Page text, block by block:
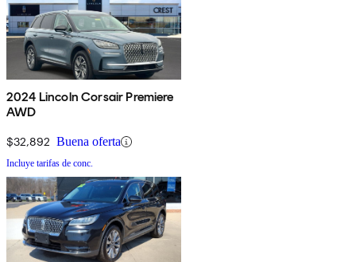
2024 Lincoln Corsair Premiere
AWD
$32,892 Buena oferta
Incluye tarifas de conc.